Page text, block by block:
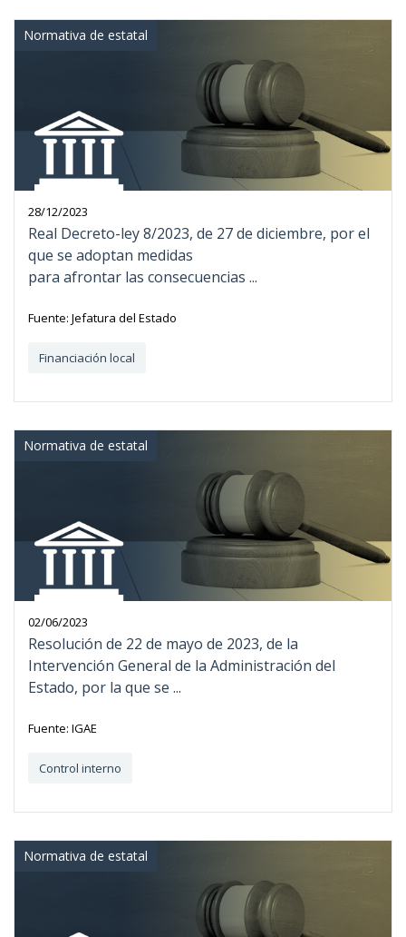
Normativa de estatal
28/12/2023
Real Decreto-ley 8/2023, de 27 de diciembre, por el
que se adoptan medidas
para afrontar las consecuencias ...
Fuente: Jefatura del Estado
Financiación local
Normativa de estatal
02/06/2023
Resolución de 22 de mayo de 2023, de la
Intervención General de la Administración del
Estado, por la que se ...
Fuente: IGAE
Control interno
Normativa de estatal